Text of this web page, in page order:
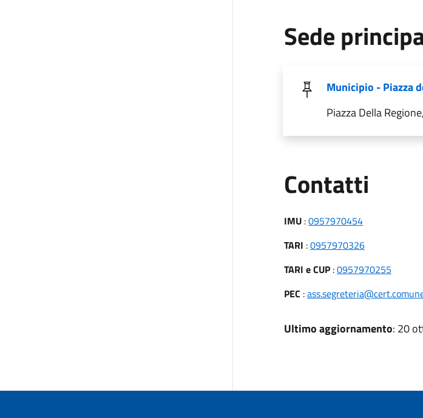
Sede
Municipio - Piazza
Piazza Della
Contatti
IMU:0957970454
TARI :0957970326
TARI e CUP:0957970255
PEC :
Ultimo aggiornamento: 20